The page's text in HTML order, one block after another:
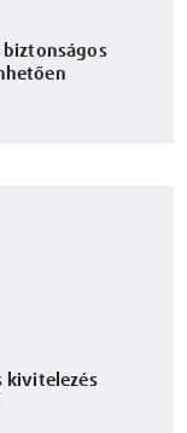
kivitelezés